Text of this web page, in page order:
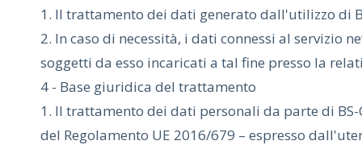
1. Il trattamento dei dati generato dall'utilizzo di
2. In caso di necessità, i dati connessi al servizio
soggetti da esso incaricati a tal fine presso la
4 - Base giuridica del trattamento
1. Il trattamento dei dati personali da parte di BS-
del Regolamento UE 2016/679 – espresso